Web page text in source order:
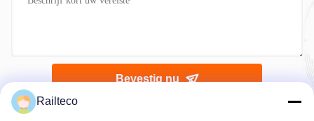
Bevestig nu
Railteco